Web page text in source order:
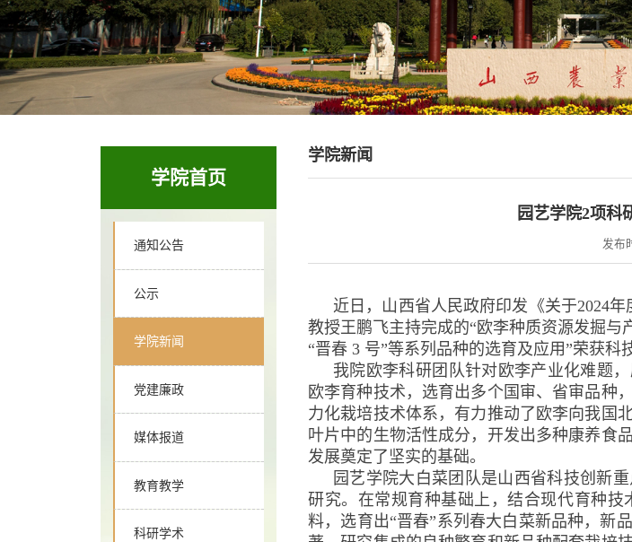
学院首页
通知公告
公示
学院新闻
党建廉政
媒体报道
教育教学
科研学术
学院新闻
园艺学院2项科
发布
近日，山西省人民政府印发《关于2024
教授王鹏飞主持完成的“欧李种质资源发掘
“晋春 3 号”等系列品种的选育及应用”荣获科
我院欧李科研团队针对欧李产业化难题
欧李育种技术，选育出多个国审、省审品种
力化栽培技术体系，有力推动了欧李向我国
叶片中的生物活性成分，开发出多种康养食
发展奠定了坚实的基础。
园艺学院大白菜团队是山西省科技创新
研究。在常规育种基础上，结合现代育种
料，选育出“晋春”系列春大白菜新品种，新